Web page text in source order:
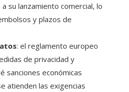
su lanzamiento comercial, lo
y plazos de
: el reglamento europeo
de privacidad y
sanciones económicas
atienden las exigencias